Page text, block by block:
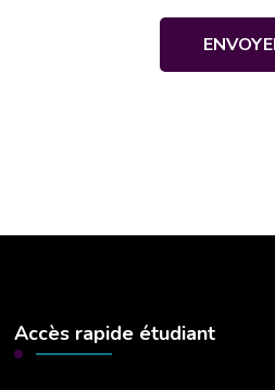
Accès rapide étudiant